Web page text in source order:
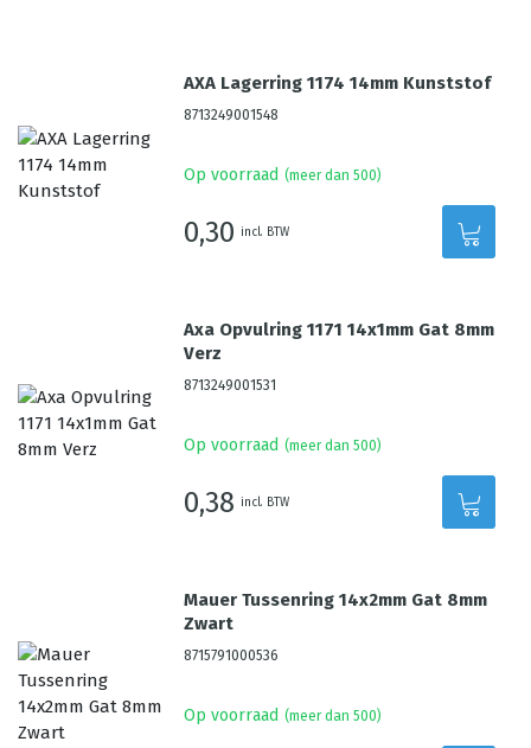
AXA Lagerring 1174 14mm Kunststof
8713249001548
Op voorraad (meer dan 500)
0,30 incl. BTW
Axa Opvulring 1171 14x1mm Gat 8mm
Verz
8713249001531
Op voorraad (meer dan 500)
0,38 incl. BTW
Mauer Tussenring 14x2mm Gat 8mm
Zwart
8715791000536
Op voorraad (meer dan 500)